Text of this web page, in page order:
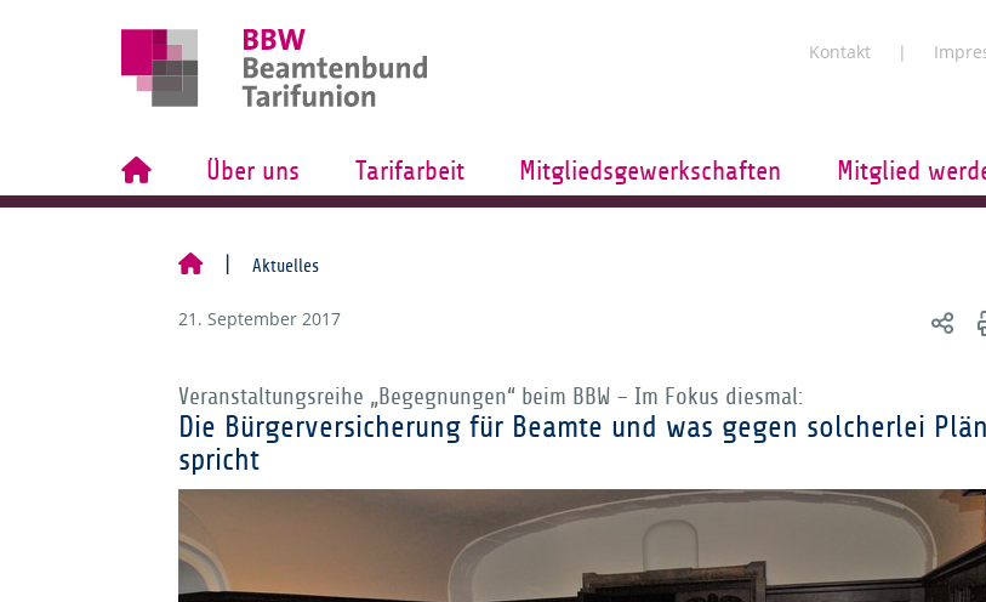
Kontakt
Über uns Tarifarbeit Mitgliedsgewerkschaften Mitglied
Aktuelles
21. September 2017
Veranstaltungsreihe „Begegnungen“ beim BBW – Im Fokus diesmal:
Die Bürgerversicherung für Beamte und was gegen solcherlei
spricht